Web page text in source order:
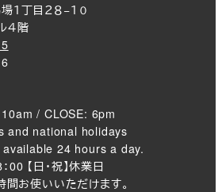
１丁目２８−１０
４階
/ CLOSE: 6pm
and national holidays
24 hours a day.
00 【日・祝】休業日
間お使いいただけます。